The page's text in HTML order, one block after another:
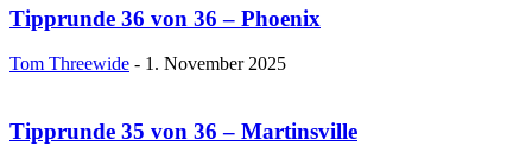
Tipprunde 36 von 36 – Phoenix
Tom Threewide - 1. November 2025
Tipprunde 35 von 36 – Martinsville